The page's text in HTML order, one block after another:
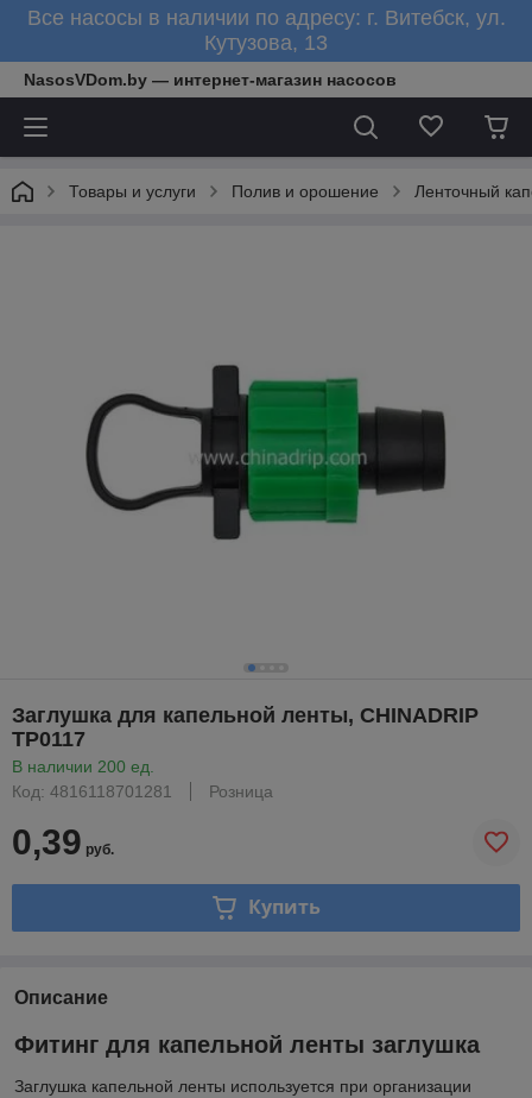
Все насосы в наличии по адресу: г. Витебск, ул.
Кутузова, 13
NasosVDom.by — интернет-магазин насосов
Товары и услуги Полив и орошение Ленточный
Заглушка для капельной ленты, CHINADRIP
TP0117
В наличии 200 ед.
Код: 4816118701281
Розница
0,39 руб.
Купить
Описание
Фитинг для капельной ленты заглушка
Заглушка капельной ленты используется при организации